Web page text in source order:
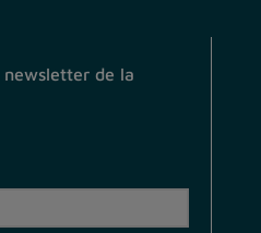
newsletter de la